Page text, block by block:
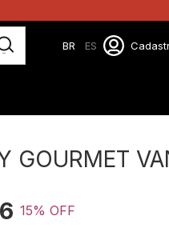
BR ES
GOURMET
15% OFF